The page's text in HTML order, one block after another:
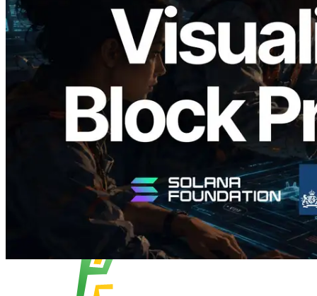
Validators Solutions veröffentlicht Solana
Block Analyzer – Visualisierung der
Blockproduktionszeit pro Slot und der
zugewiesenen Validatoren
Lesen Sie diesen Artikel